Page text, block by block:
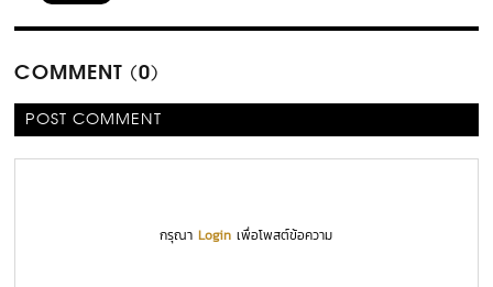
COMMENT (0)
POST COMMENT
กรุณาLogin เพื่อโพสต์ข้อความ